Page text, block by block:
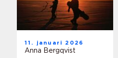
11. januari 2026
Anna Bergqvist